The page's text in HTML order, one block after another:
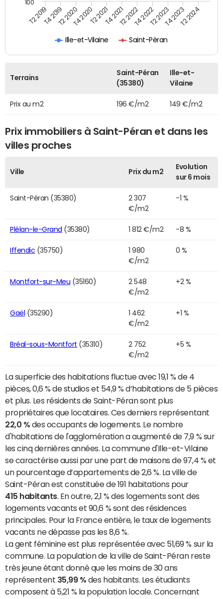
Ille-et-Vilaine Saint-Péran
T2 2019T4 2019T2 2020T4 2020T2 2021T4 2021T2 2022T4 2022T2 2023T4 2023T2 2024
100
Terrains
Saint-Péran
(35380)
Ille-et-
Vilaine
Prix au m2 196 €/m2 149 €/m2
Prix immobiliers à Saint-Péran et dans les
villes proches
Ville Prix du m2
Evolution
sur 6 mois
Saint-Péran (35380)
2 307
€/m2
-1 %
Plélan-le-Grand (35380) 1 812 €/m2 -8 %
Iffendic (35750)
1 980
€/m2
0 %
Montfort-sur-Meu (35160)
2 548
€/m2
+2 %
Gaël (35290)
1 462
€/m2
+1 %
Bréal-sous-Montfort (35310)
2 752
€/m2
+5 %
La superficie des habitations fluctue avec 19,1 % de 4
pièces, 0,6 % de studios et 54,9 % d’habitations de 5 pièces
et plus. Les résidents de Saint-Péran sont plus
propriétaires que locataires. Ces derniers représentant
22,0 % des occupants de logements. Le nombre
d'habitations de l'agglomération a augmenté de 7,9 % sur
les cinq dernières années. La commune d'Ille-et-Vilaine
se caractérise aussi par une part de maisons de 97,4 % et
un pourcentage d’appartements de 2,6 %. La ville de
Saint-Péran est constituée de 191 habitations pour
415 habitants. En outre, 2,1 % des logements sont des
logements vacants et 90,6 % sont des résidences
principales. Pour la France entière, le taux de logements
vacants ne dépasse pas les 8,6 %.
La gent féminine est plus représentée avec 51,69 % sur la
commune. La population de la ville de Saint-Péran reste
très jeune étant donné que les moins de 30 ans
représentent 35,99 % des habitants. Les étudiants
composent à 5,21 % la population locale. Concernant